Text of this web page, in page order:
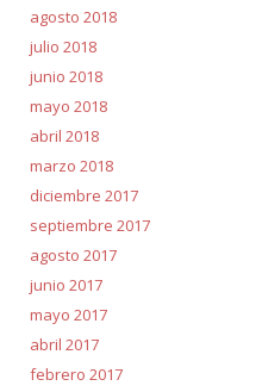
agosto 2018
julio 2018
junio 2018
mayo 2018
abril 2018
marzo 2018
diciembre 2017
septiembre 2017
agosto 2017
junio 2017
mayo 2017
abril 2017
febrero 2017